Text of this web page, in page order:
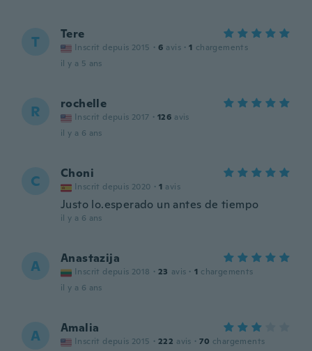
T Tere
Inscrit depuis 2015 · 6 avis · 1 chargements
il y a 5 ans
R rochelle
Inscrit depuis 2017 · 126 avis
il y a 6 ans
C Choni
Inscrit depuis 2020 · 1 avis
Justo lo.esperado un antes de tiempo
il y a 6 ans
A Anastazija
Inscrit depuis 2018 · 23 avis · 1 chargements
il y a 6 ans
A Amalia
Inscrit depuis 2015 · 222 avis · 70 chargements